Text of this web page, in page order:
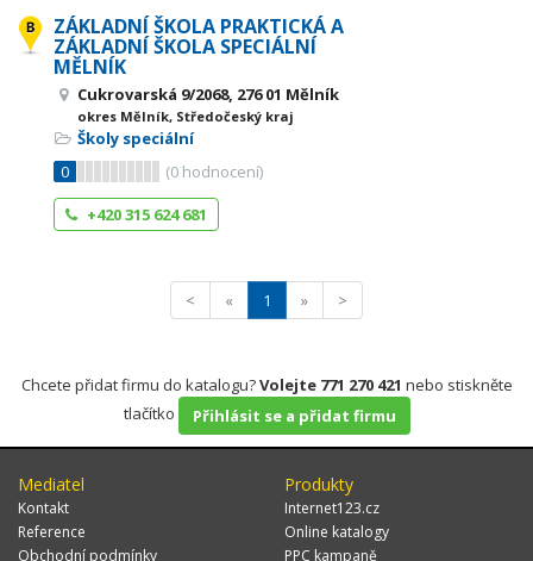
ZÁKLADNÍ ŠKOLA PRAKTICKÁ A
ZÁKLADNÍ ŠKOLA SPECIÁLNÍ
MĚLNÍK
Cukrovarská 9/2068, 276 01 Mělník
okres Mělník, Středočeský kraj
Školy speciální
0
(0 hodnocení)
+420 315 624 681
< « 1 » >
Chcete přidat firmu do katalogu?Volejte 771 270 421 nebo stiskněte
tlačítko
Přihlásit se a přidat firmu
Mediatel
Kontakt
Reference
Obchodní podmínky
Produkty
Internet123.cz
Online katalogy
PPC kampaně